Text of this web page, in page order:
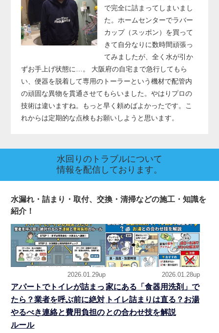
で完全に詰まってしまいまし
た。ホームセンターでラバー
カップ（スッポン）を買って
きて自分なりに数時間頑張っ
てみましたが、全く水が引か
ずお手上げ状態に…。 大阪府の自宅まで急行してもら
い、便器を脱着して専用のトーラーという機材で配管内
の頑固な異物を貫通させてもらいました。やはりプロの
技術は違いますね。もっと早く頼めばよかったです。こ
れからは定期的な点検もお願いしようと思います。
水回りのトラブルについて
情報を配信しております。
水漏れ・詰まり・取付、交換・清掃などの施工・知識を
紹介！
2026.01.29up
アパートでトイレが詰まっ
たら？業者を呼ぶ前に絶対
やるべき連絡と費用負担の
ルール
2026.01.28up
家にある「食器用洗剤」で
トイレ詰まりは直る？お湯
との合わせ技を解説